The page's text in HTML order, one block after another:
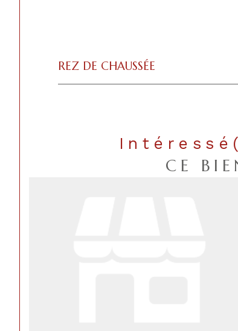
REZ DE CHAUSSÉE
CE